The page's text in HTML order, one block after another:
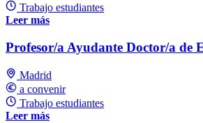
Trabajo estudiantes
Leer más
Profesor/a Ayudante Doctor/a de
Madrid
a convenir
Trabajo estudiantes
Leer más